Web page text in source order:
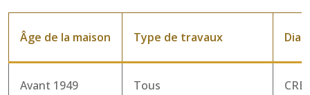
Âge de la maison Type de travaux
Avant 1949 Tous